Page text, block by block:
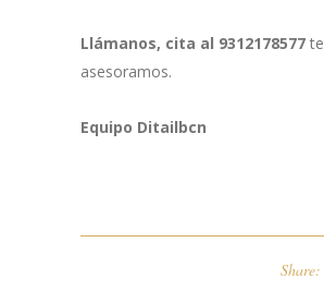
Llámanos, cita al 9312178577 te
asesoramos.
Equipo Ditailbcn
Share: